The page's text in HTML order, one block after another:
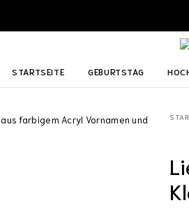
STARTSEITE GEBURTSTAG